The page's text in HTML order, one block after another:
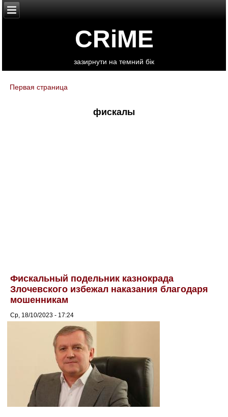
CRiME
зазирнути на темний бік
You are here
Первая страница
фискалы
Фискальный подельник казнокрада
Злочевского избежал наказания благодаря
мошенникам
Ср, 18/10/2023 - 17:24